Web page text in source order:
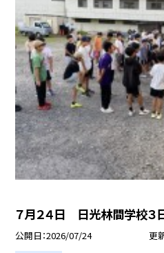
７月２４日 日光林間学校
公開日 2026/07/24 更